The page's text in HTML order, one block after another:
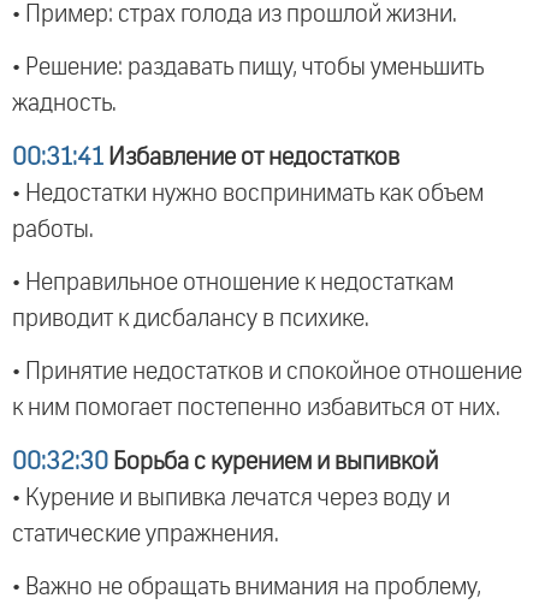
• Пример: страх голода из прошлой жизни.
• Решение: раздавать пищу, чтобы уменьшить
жадность.
00:31:41 Избавление от недостатков
• Недостатки нужно воспринимать как объем
работы.
• Неправильное отношение к недостаткам
приводит к дисбалансу в психике.
• Принятие недостатков и спокойное отношение
к ним помогает постепенно избавиться от них.
00:32:30 Борьба с курением и выпивкой
• Курение и выпивка лечатся через воду и
статические упражнения.
• Важно не обращать внимания на проблему,